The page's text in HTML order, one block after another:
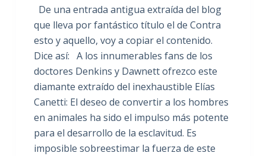
De una entrada antigua extraída del blog
que lleva por fantástico título el de Contra
esto y aquello, voy a copiar el contenido.
Dice así: A los innumerables fans de los
doctores Denkins y Dawnett ofrezco este
diamante extraído del inexhaustible Elías
Canetti: El deseo de convertir a los hombres
en animales ha sido el impulso más potente
para el desarrollo de la esclavitud. Es
imposible sobreestimar la fuerza de este